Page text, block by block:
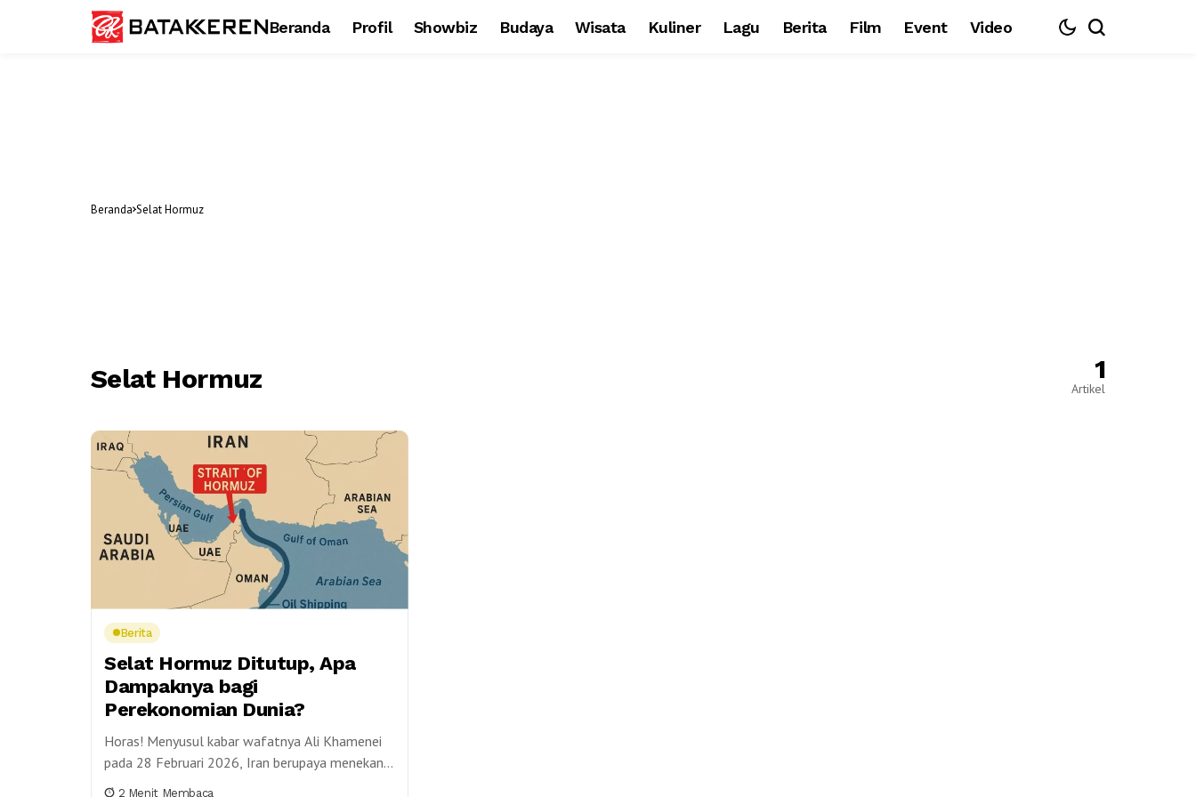
Beranda Profil Showbiz Budaya Wisata Kuliner Lagu Berita Film Event Video
Beranda Selat Hormuz
Selat Hormuz 1
Artikel
Berita
Selat Hormuz Ditutup, Apa
Dampaknya bagi
Perekonomian Dunia?
Horas! Menyusul kabar wafatnya Ali Khamenei
pada 28 Februari 2026, Iran berupaya menekan
komunitas internasional agar mendorong
2 Menit Membaca